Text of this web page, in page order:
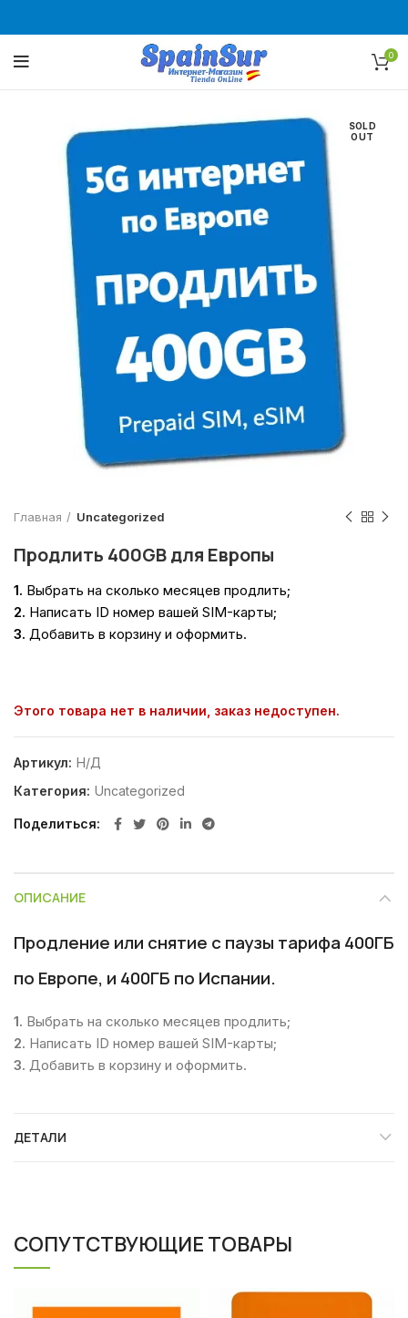
0
SOLD
OUT
Главная Uncategorized
Продлить 400GB для Европы
1. Выбрать на сколько месяцев продлить;
2. Написать ID номер вашей SIM-карты;
3. Добавить в корзину и оформить.
Этого товара нет в наличии, заказ недоступен.
Артикул: Н/Д
Категория: Uncategorized
Поделиться
ОПИСАНИЕ
Продление или снятие с паузы тарифа 400ГБ
по Европе, и 400ГБ по Испании.
1. Выбрать на сколько месяцев продлить;
2. Написать ID номер вашей SIM-карты;
3. Добавить в корзину и оформить.
ДЕТАЛИ
СОПУТСТВУЮЩИЕ ТОВАРЫ